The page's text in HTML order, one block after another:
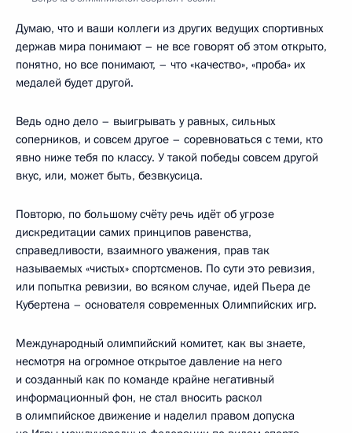
Думаю, что и ваши коллеги из других ведущих спортивных
держав мира понимают – не все говорят об этом открыто,
понятно, но все понимают, – что «качество», «проба» их
медалей будет другой.
Ведь одно дело – выигрывать у равных, сильных
соперников, и совсем другое – соревноваться с теми, кто
явно ниже тебя по классу. У такой победы совсем другой
вкус, или, может быть, безвкусица.
Повторю, по большому счёту речь идёт об угрозе
дискредитации самих принципов равенства,
справедливости, взаимного уважения, прав так
называемых «чистых» спортсменов. По сути это ревизия,
или попытка ревизии, во всяком случае, идей Пьера де
Кубертена – основателя современных Олимпийских игр.
Международный олимпийский комитет, как вы знаете,
несмотря на огромное открытое давление на него
и созданный как по команде крайне негативный
информационный фон, не стал вносить раскол
в олимпийское движение и наделил правом допуска